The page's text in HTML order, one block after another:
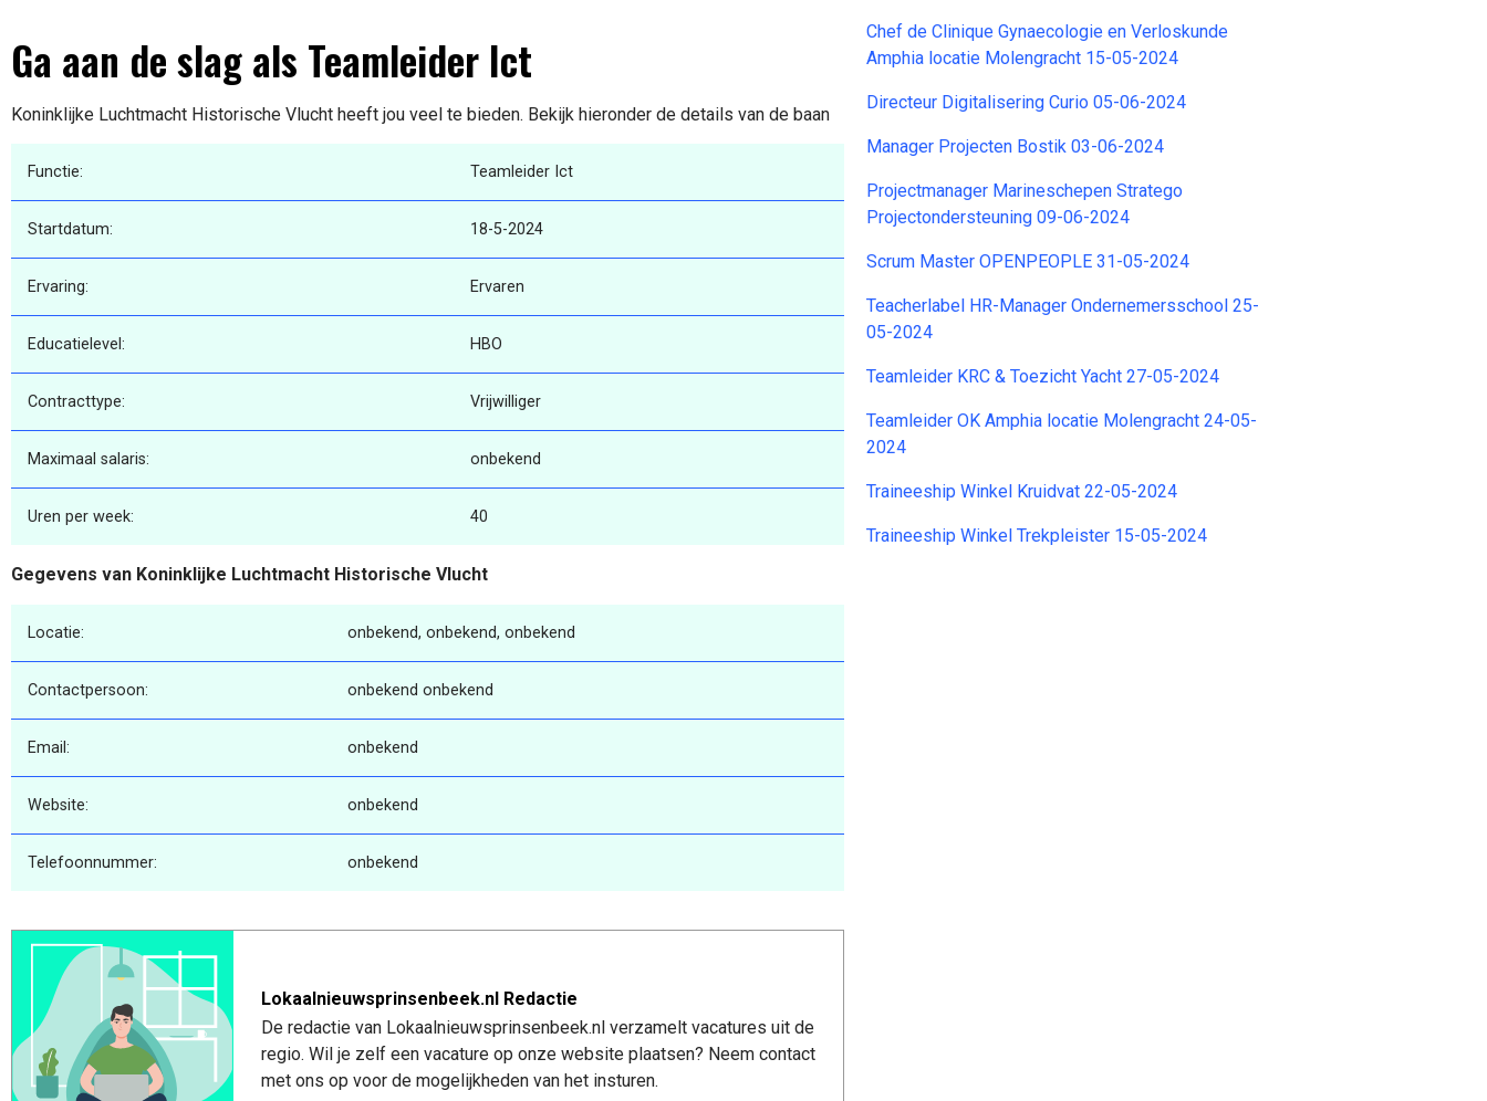
Ga aan de slag als Teamleider Ict
Koninklijke Luchtmacht Historische Vlucht heeft jou veel te bieden. Bekijk hieronder de details van de baan
Functie: Teamleider Ict
Startdatum: 18-5-2024
Ervaring: Ervaren
Educatielevel: HBO
Contracttype: Vrijwilliger
Maximaal salaris: onbekend
Uren per week: 40
Gegevens van Koninklijke Luchtmacht Historische Vlucht
Locatie: onbekend, onbekend, onbekend
Contactpersoon: onbekend onbekend
Email: onbekend
Website: onbekend
Telefoonnummer: onbekend
Lokaalnieuwsprinsenbeek.nl Redactie
De redactie van Lokaalnieuwsprinsenbeek.nl verzamelt vacatures uit de
regio. Wil je zelf een vacature op onze website plaatsen? Neem contact
met ons op voor de mogelijkheden van het insturen.
Chef de Clinique Gynaecologie en Verloskunde
Amphia locatie Molengracht 15-05-2024
Directeur Digitalisering Curio 05-06-2024
Manager Projecten Bostik 03-06-2024
Projectmanager Marineschepen Stratego
Projectondersteuning 09-06-2024
Scrum Master OPENPEOPLE 31-05-2024
Teacherlabel HR-Manager Ondernemersschool 25-
05-2024
Teamleider KRC & Toezicht Yacht 27-05-2024
Teamleider OK Amphia locatie Molengracht 24-05-
2024
Traineeship Winkel Kruidvat 22-05-2024
Traineeship Winkel Trekpleister 15-05-2024